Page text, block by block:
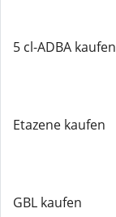
5 cl-ADBA kaufen
Etazene kaufen
GBL kaufen